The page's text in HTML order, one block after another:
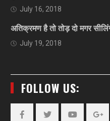
July 16, 2018
अतिक्रमण है तो तोड़ दो मगर
July 19, 2018
FOLLOW US: